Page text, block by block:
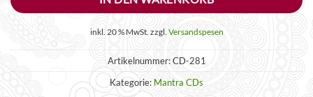
inkl. 20 % MwSt. zzgl. Versandspesen
Artikelnummer:CD-281
Kategorie: Mantra CDs